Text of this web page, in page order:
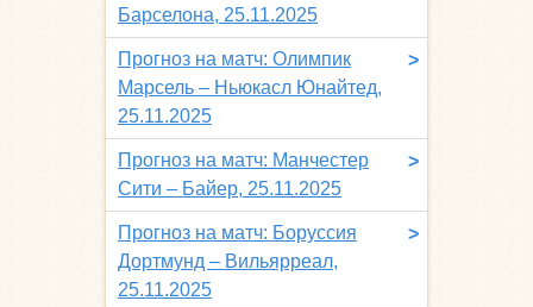
Барселона, 25.11.2025
>
Прогноз на матч: Олимпик
Марсель – Ньюкасл Юнайтед,
25.11.2025
>
Прогноз на матч: Манчестер
Сити – Байер, 25.11.2025
>
Прогноз на матч: Боруссия
Дортмунд – Вильярреал,
25.11.2025